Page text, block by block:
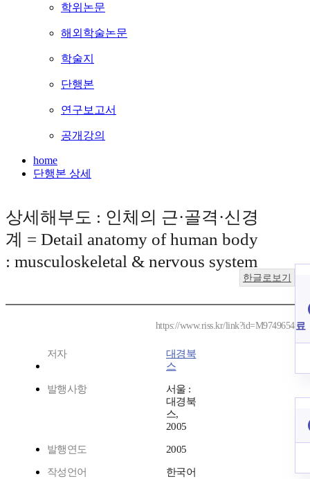
학위논문
해외학술논문
학술지
단행본
연구보고서
공개강의
home
단행본 상세
상세해부도 : 인체의 근·골격·신경
계 = Detail anatomy of human body
: musculoskeletal & nervous system
한글로보기
https://www.riss.kr/link?id=M9749654
저자
대경북
스
발행사항
서울 :
대경북
스,
2005
발행연도 2005
작성언어
한국어
료